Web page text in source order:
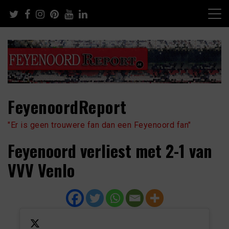
content
FeyenoordReport
"Er is geen trouwere fan dan een Feyenoord fan"
Feyenoord verliest met 2-1 van
VVV Venlo